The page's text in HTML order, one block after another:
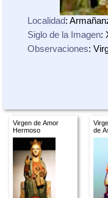
Localidad:
Siglo de la Imagen:
Observaciones:
Virgen de Amor
Hermoso
de